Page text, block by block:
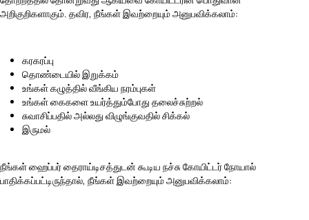
அறிகுறிகளாகும். தவிர, நீங்கள் இவற்றையும் அனுபவிக்கலாம்:
கரகரப்பு
தொண்டையில் இறுக்கம்
உங்கள் கழுத்தில் வீங்கிய நரம்புகள்
உங்கள் கைகளை உயர்த்தும்போது தலைச்சுற்றல்
சுவாசிப்பதில் அல்லது விழுங்குவதில் சிக்கல்
இருமல்
நீங்கள் ஹைப்பர் தைராய்டிசத்துடன் கூடிய நச்சு கோயிட்டர் நோயால்
பாதிக்கப்பட்டிருந்தால், நீங்கள் இவற்றையும் அனுபவிக்கலாம்: